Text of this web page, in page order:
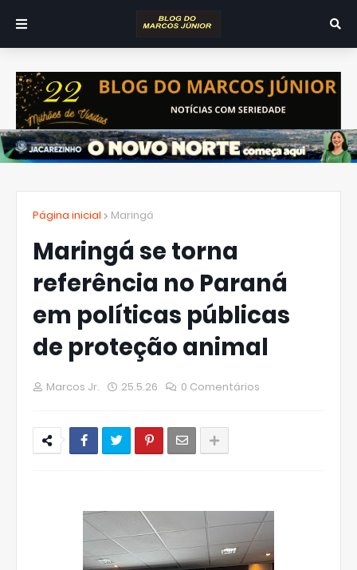
Página inicial Maringá
Maringá se torna
referência no Paraná
em políticas públicas
de proteção animal
Marcos Jr. 25.5.26 0 Comentários